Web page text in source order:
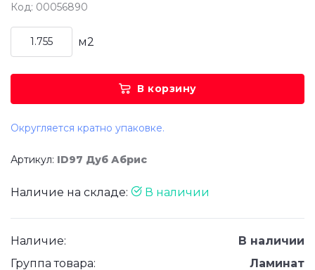
Код: 00056890
м2
В корзину
Округляется кратно упаковке.
Артикул: ID97 Дуб Абрис
Наличие на складе: В наличии
Наличие:
В наличии
Группа товара:
Ламинат